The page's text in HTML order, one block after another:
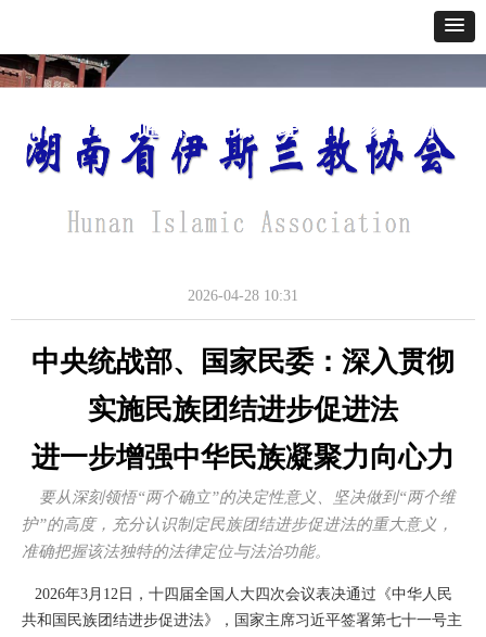
网站首页 通讯报道 政策法规 经典教义 寺貌风采
深入贯彻实施民族团结进步促进法
2026-04-28 10:31
中央统战部、国家民委：深入贯彻
实施民族团结进步促进法
进一步增强中华民族凝聚力向心力
要从深刻领悟“两个确立”的决定性意义、坚决做到“两个维
护”的高度，充分认识制定民族团结进步促进法的重大意义，
准确把握该法独特的法律定位与法治功能。
2026年3月12日，十四届全国人大四次会议表决通过《中华人民
共和国民族团结进步促进法》，国家主席习近平签署第七十一号主